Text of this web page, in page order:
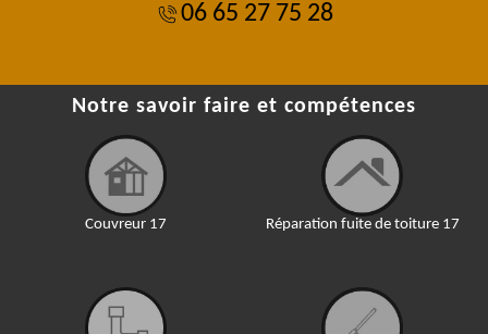
06 65 27 75 28
Notre savoir faire et compétences
Couvreur 17 Réparation fuite de toiture 17